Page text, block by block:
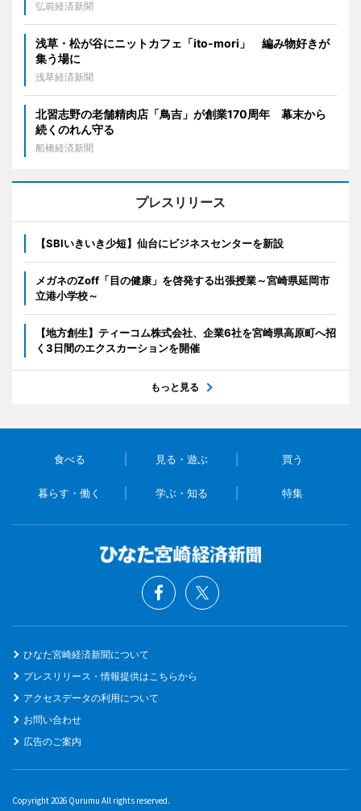
弘前経済新聞
浅草・松が谷にニットカフェ「ito-mori」 編み物好きが
集う場に
浅草経済新聞
北習志野の老舗精肉店「鳥吉」が創業170周年 幕末から
続くのれん守る
船橋経済新聞
プレスリリース
【SBIいきいき少短】仙台にビジネスセンターを新設
メガネのZoff「目の健康」を啓発する出張授業～宮崎県延岡市
立港小学校～
【地方創生】ティーコム株式会社、企業6社を宮崎県高原町へ招
く3日間のエクスカーションを開催
もっと見る
食べる 見る・遊ぶ 買う
暮らす・働く 学ぶ・知る 特集
ひなた宮崎経済新聞について
プレスリリース・情報提供はこちらから
アクセスデータの利用について
お問い合わせ
広告のご案内
Copyright 2026 Qurumu All rights reserved.